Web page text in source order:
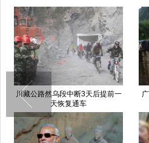
川藏公路然乌段中断3天后提前一
天恢复通车